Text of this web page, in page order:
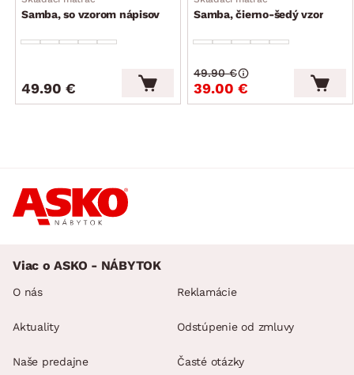
Samba, so vzorom nápisov
49.90 €
Samba, čierno-šedý vzor
39.00 €
49.90 €
Viac o ASKO - NÁBYTOK
O nás
Aktuality
Naše predajne
Reklamácie
Odstúpenie od zmluvy
Časté otázky